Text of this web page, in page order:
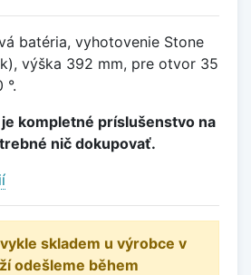
batéria, vyhotovenie Stone
výška 392 mm, pre otvor 35
kompletné príslušenstvo na
nič dokupovať.
skladem u výrobce v
odešleme během